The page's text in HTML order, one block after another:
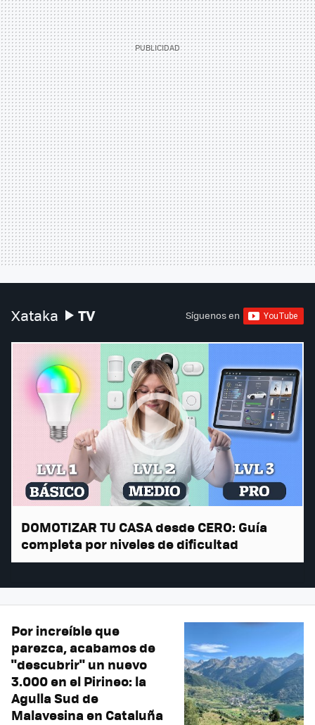
Xataka TV Síguenos en
DOMOTIZAR TU CASA desde CERO: Guía
completa por niveles de dificultad
Por increíble que
parezca, acabamos de
"descubrir" un nuevo
3.000 en el Pirineo: la
Agulla Sud de
Malavesina en Cataluña